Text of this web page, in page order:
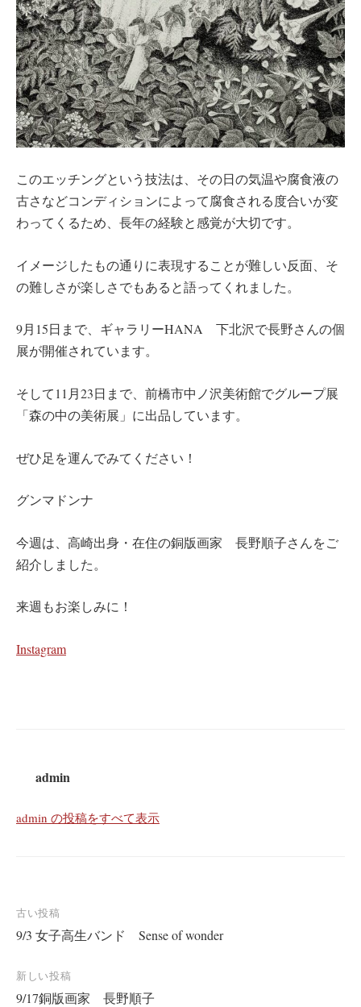
このエッチングという技法は、その日の気温や腐食液の
古さなどコンディションによって腐食される度合いが変
わってくるため、長年の経験と感覚が大切です。
イメージしたもの通りに表現することが難しい反面、そ
の難しさが楽しさでもあると語ってくれました。
9月15日まで、ギャラリーHANA 下北沢で長野さんの個
展が開催されています。
そして11月23日まで、前橋市中ノ沢美術館でグループ展
「森の中の美術展」に出品しています。
ぜひ足を運んでみてください！
グンマドンナ
今週は、高崎出身・在住の銅版画家 長野順子さんをご
紹介しました。
来週もお楽しみに！
Instagram
admin
admin の投稿をすべて表示
投
稿
ナ
ビ
古い投稿
9/3 女子高生バンド Sense of wonder
新しい投稿
9/17銅版画家 長野順子